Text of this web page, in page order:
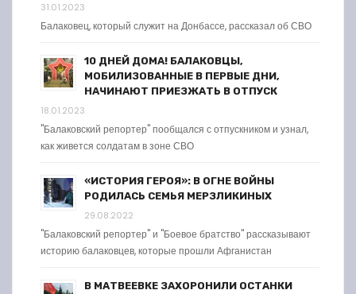
31.01.2023
Балаковец, который служит на Донбассе, рассказал об СВО
10 ДНЕЙ ДОМА! БАЛАКОВЦЫ,
МОБИЛИЗОВАННЫЕ В ПЕРВЫЕ ДНИ,
НАЧИНАЮТ ПРИЕЗЖАТЬ В ОТПУСК
18.01.2023
"Балаковский репортер" пообщался с отпускником и узнал,
как живется солдатам в зоне СВО
«ИСТОРИЯ ГЕРОЯ»: В ОГНЕ ВОЙНЫ
РОДИЛАСЬ СЕМЬЯ МЕРЗЛИКИНЫХ
29.08.2022
"Балаковский репортер" и "Боевое братство" рассказывают
историю балаковцев, которые прошли Афганистан
В МАТВЕЕВКЕ ЗАХОРОНИЛИ ОСТАНКИ